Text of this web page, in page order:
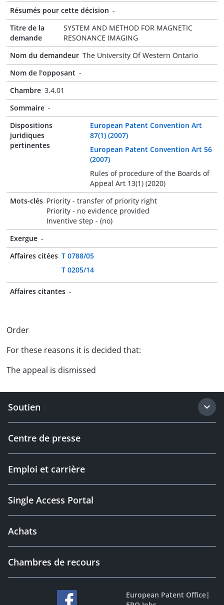
Résumés pour cette décision -
Titre de la
demande
SYSTEM AND METHOD FOR MAGNETIC
RESONANCE IMAGING
Nom du demandeur The University Of Western Ontario
Nom de l'opposant -
Chambre 3.4.01
Sommaire -
Dispositions
juridiques
pertinentes
European Patent Convention Art
87(1) (2007)
European Patent Convention Art 56
(2007)
Rules of procedure of the Boards of
Appeal Art 13(1) (2020)
Mots-clés Priority - transfer of priority right
Priority - no evidence provided
Inventive step - (no)
Exergue -
Affaires citées T 0788/05
T 0205/14
Affaires citantes -
Order
For these reasons it is decided that:
The appeal is dismissed
Soutien
Centre de presse
Emploi et carrière
Single Access Portal
Achats
Chambres de recours
European Patent Office|